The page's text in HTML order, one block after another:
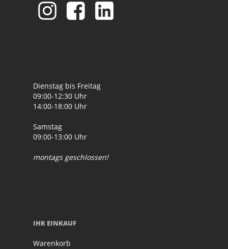
Dienstag bis Freitag
09:00-12:30 Uhr
14:00-18:00 Uhr
Samstag
09:00-13:00 Uhr
montags geschlossen!
IHR EINKAUF
Warenkorb